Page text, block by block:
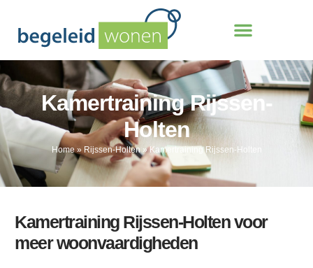
Kamertraining Rijssen-
Holten
Home» Rijssen-Holten»Kamertraining Rijssen-Holten
Kamertraining Rijssen-Holten voor
meer woonvaardigheden